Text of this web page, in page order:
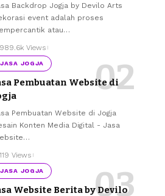
Backdrop Jogja by Devilo Arts
event adalah proses
atau…
989.6k Views
JASA JOGJA
Pembuatan Website di
Pembuatan Website di Jogja
Konten Media Digital - Jasa
…
119 Views
JASA JOGJA
Website Berita by Devilo